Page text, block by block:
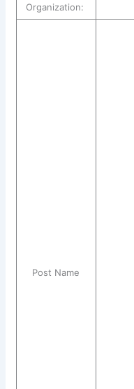
Organization:
Post Name